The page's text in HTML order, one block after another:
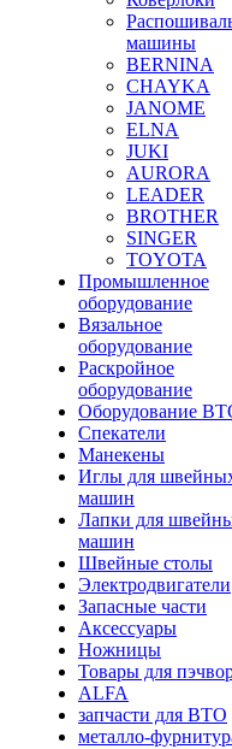
машины
BERNINA
CHAYKA
JANOME
ELNA
JUKI
AURORA
LEADER
BROTHER
SINGER
TOYOTA
Промышленное
оборудование
Вязальное
оборудование
Раскройное
оборудование
Оборудование
Спекатели
Манекены
Иглы для
машин
Лапки для
машин
Швейные столы
Электродвигатели
Запасные части
Аксессуары
Ножницы
Товары для
ALFA
запчасти для ВТО
металло-